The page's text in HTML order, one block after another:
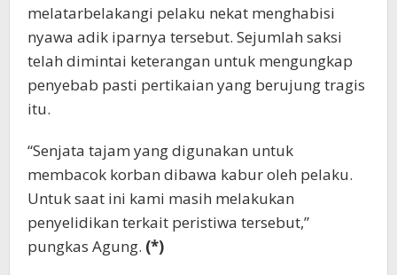
melatarbelakangi pelaku nekat menghabisi
nyawa adik iparnya tersebut. Sejumlah saksi
telah dimintai keterangan untuk mengungkap
penyebab pasti pertikaian yang berujung tragis
itu.
“Senjata tajam yang digunakan untuk
membacok korban dibawa kabur oleh pelaku.
Untuk saat ini kami masih melakukan
penyelidikan terkait peristiwa tersebut,”
pungkas Agung. (*)